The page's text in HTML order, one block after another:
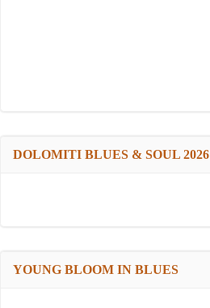
DOLOMITI BLUES & SOUL 2026
YOUNG BLOOM IN BLUES